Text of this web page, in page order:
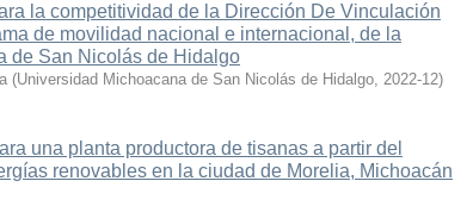
la competitividad de la Dirección De Vinculación
de movilidad nacional e internacional, de la
de San Nicolás de Hidalgo
(Universidad Michoacana de San Nicolás de Hidalgo, 2022-12)
una planta productora de tisanas a partir del
renovables en la ciudad de Morelia, Michoacán